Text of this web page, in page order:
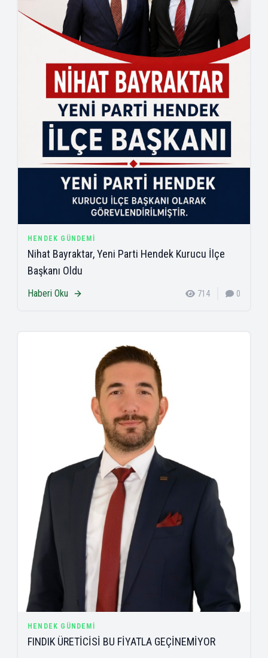
HENDEK GÜNDEMI
Nihat Bayraktar, Yeni Parti Hendek Kurucu İlçe
Başkanı Oldu
Haberi Oku 714 0
HENDEK GÜNDEMI
FINDIK ÜRETİCİSİ BU FİYATLA GEÇİNEMİYOR